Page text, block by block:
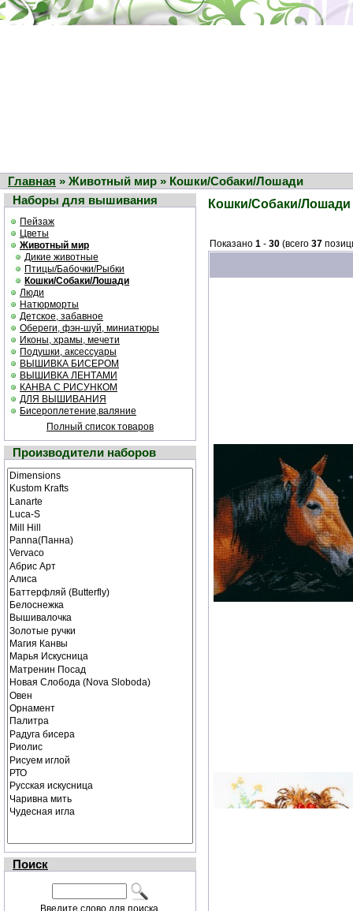
Главная » Животный мир » Кошки/Собаки/Лошади
Наборы для вышивания
Пейзаж
Цветы
Животный мир
Дикие животные
Птицы/Бабочки/Рыбки
Кошки/Собаки/Лошади
Люди
Натюрморты
Детское, забавное
Обереги, фэн-шуй, миниатюры
Иконы, храмы, мечети
Подушки, аксессуары
ВЫШИВКА БИСЕРОМ
ВЫШИВКА ЛЕНТАМИ
КАНВА С РИСУНКОМ
ДЛЯ ВЫШИВАНИЯ
Бисероплетение,валяние
Полный список товаров
Производители наборов
Поиск
Введите слово для поиска.
Кошки/Собаки/Лошади
Показано 1 - 30 (всего 37